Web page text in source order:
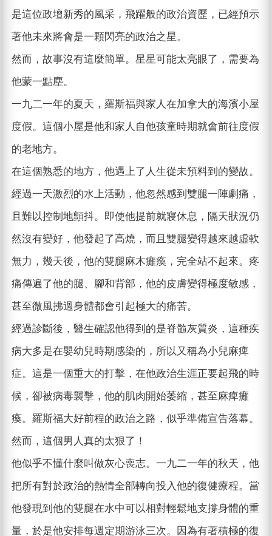
是這位政壇新秀的風采，飛躍般的政治資歷，已經預示
著他未來將會是一顆閃亮的政治之星。
然而，故事沒有這麼簡單。星星可能太亮眼了，需要為
他蒙一點塵。
一九二一年的夏天，羅斯福與家人在加拿大的海濱小屋
度假。這個小屋是他和家人自他孩童時期就會前往度假
的老地方。
在這個熟悉的地方，他遇上了人生從未預料到的變故。
經過一天激烈的水上活動，他忽然感到雙腿一陣劇痛，
且難以控制地顫抖。即使他提前就寢休息，隔天狀況仍
然沒有變好，他發起了高燒，而且雙腿變得越來越虛軟
無力，幾天後，他的雙腿麻木癱瘓，完全站不起來。疼
痛傳遍了他的腿、腳和背部，他的皮膚變得極度敏感，
甚至微風拂過身體都會引起極大的痛苦。
經過診斷後，醫生確認他得到的是脊髓灰質炎，這種疾
病大多是在嬰幼兒時期感染的，所以又稱為小兒麻痺
症。這是一個重大的打擊，在他政治生涯正要起飛的時
候，卻被病毒襲擊，他的肌肉開始萎縮，甚至麻痺癱
瘓。羅斯福大好前程的政治之路，似乎準備宣告落幕。
然而，這個男人真的太狠了！
他似乎不懂什麼叫做灰心喪志。一九二一年的秋天，他
把所有對於政治的熱情全部轉向投入他的復健療程。當
他發現到他的雙腿在水中可以相對輕鬆地支撐身體的重
量，於是他安排每週定期游泳三次。因為有著積極的復